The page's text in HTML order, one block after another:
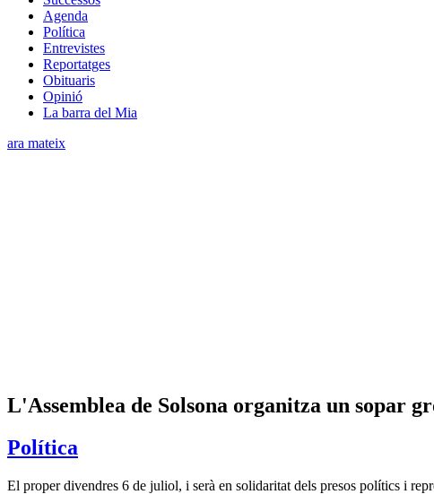
Agenda
Política
Entrevistes
Reportatges
Obituaris
Opinió
La barra del Mia
ara mateix
L'Assemblea de Solsona organitza un sopar
Política
El proper divendres 6 de juliol, i serà en solidaritat dels presos polítics i